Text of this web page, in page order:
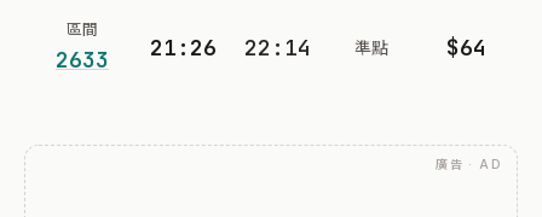
區間
2633 21:26 22:14 準點 $64
廣告 · AD